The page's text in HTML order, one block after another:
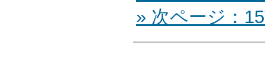
» 次ページ：